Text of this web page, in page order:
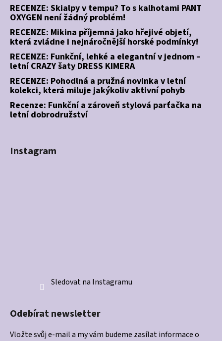
RECENZE: Skialpy v tempu? To s kalhotami PANT
OXYGEN není žádný problém!
RECENZE: Mikina příjemná jako hřejivé objetí,
která zvládne i nejnáročnější horské podmínky!
RECENZE: Funkční, lehké a elegantní v jednom –
letní CRAZY šaty DRESS KIMERA
RECENZE: Pohodlná a pružná novinka v letní
kolekci, která miluje jakýkoliv aktivní pohyb
Recenze: Funkční a zároveň stylová parťačka na
letní dobrodružství
Instagram
Sledovat na Instagramu
Odebírat newsletter
Vložte svůj e-mail a my vám budeme zasílat informace o